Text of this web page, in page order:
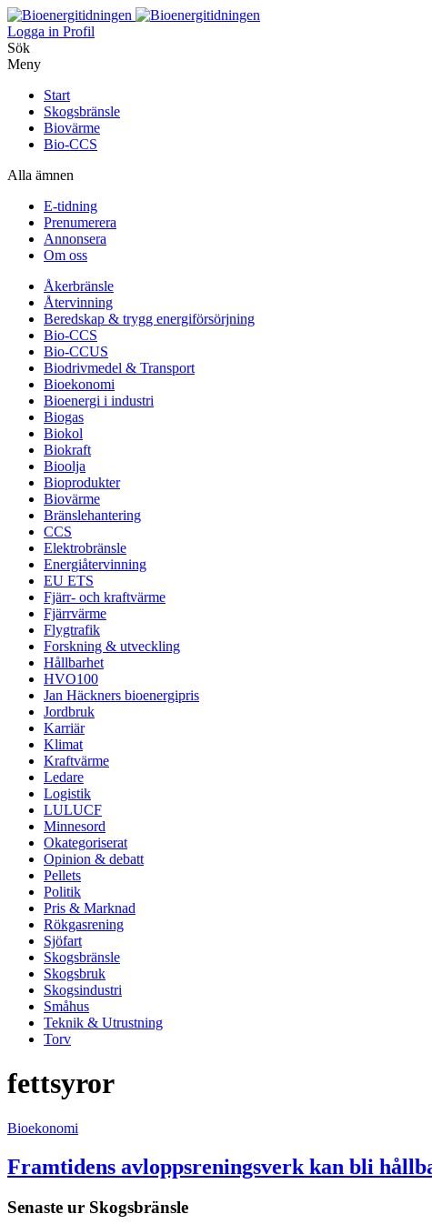
Logga in Profil
Sök
Meny
Start
Skogsbränsle
Biovärme
Bio-CCS
Alla ämnen
E-tidning
Prenumerera
Annonsera
Om oss
Åkerbränsle
Återvinning
Beredskap & trygg energiförsörjning
Bio-CCS
Bio-CCUS
Biodrivmedel & Transport
Bioekonomi
Bioenergi i industri
Biogas
Biokol
Biokraft
Bioolja
Bioprodukter
Biovärme
Bränslehantering
CCS
Elektrobränsle
Energiåtervinning
EU ETS
Fjärr- och kraftvärme
Fjärrvärme
Flygtrafik
Forskning & utveckling
Hållbarhet
HVO100
Jan Häckners bioenergipris
Jordbruk
Karriär
Klimat
Kraftvärme
Ledare
Logistik
LULUCF
Minnesord
Okategoriserat
Opinion & debatt
Pellets
Politik
Pris & Marknad
Rökgasrening
Sjöfart
Skogsbränsle
Skogsbruk
Skogsindustri
Småhus
Teknik & Utrustning
Torv
fettsyror
Bioekonomi
Framtidens avloppsreningsverk kan bli
Senaste ur Skogsbränsle